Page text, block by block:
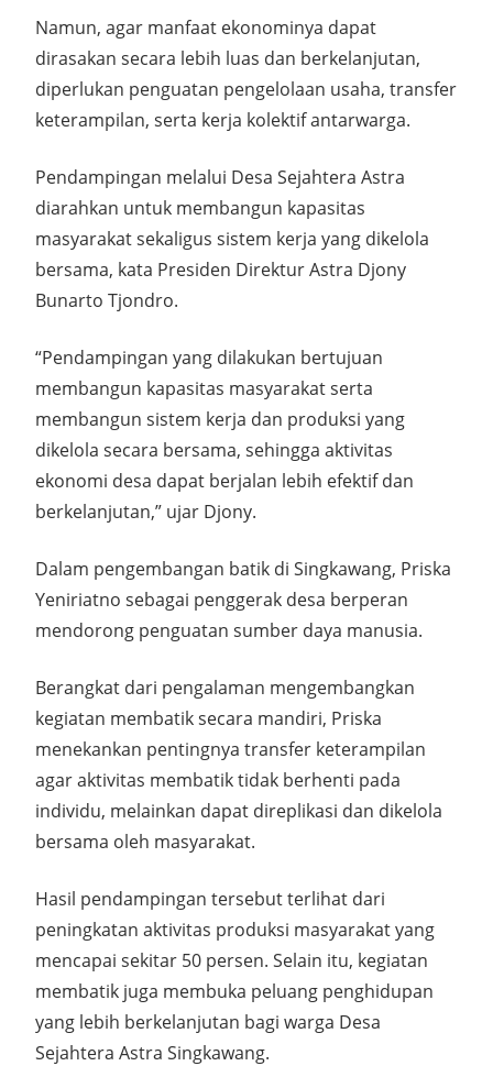
Namun, agar manfaat ekonominya dapat
dirasakan secara lebih luas dan berkelanjutan,
diperlukan penguatan pengelolaan usaha, transfer
keterampilan, serta kerja kolektif antarwarga.
Pendampingan melalui Desa Sejahtera Astra
diarahkan untuk membangun kapasitas
masyarakat sekaligus sistem kerja yang dikelola
bersama, kata Presiden Direktur Astra Djony
Bunarto Tjondro.
“Pendampingan yang dilakukan bertujuan
membangun kapasitas masyarakat serta
membangun sistem kerja dan produksi yang
dikelola secara bersama, sehingga aktivitas
ekonomi desa dapat berjalan lebih efektif dan
berkelanjutan,” ujar Djony.
Dalam pengembangan batik di Singkawang, Priska
Yeniriatno sebagai penggerak desa berperan
mendorong penguatan sumber daya manusia.
Berangkat dari pengalaman mengembangkan
kegiatan membatik secara mandiri, Priska
menekankan pentingnya transfer keterampilan
agar aktivitas membatik tidak berhenti pada
individu, melainkan dapat direplikasi dan dikelola
bersama oleh masyarakat.
Hasil pendampingan tersebut terlihat dari
peningkatan aktivitas produksi masyarakat yang
mencapai sekitar 50 persen. Selain itu, kegiatan
membatik juga membuka peluang penghidupan
yang lebih berkelanjutan bagi warga Desa
Sejahtera Astra Singkawang.